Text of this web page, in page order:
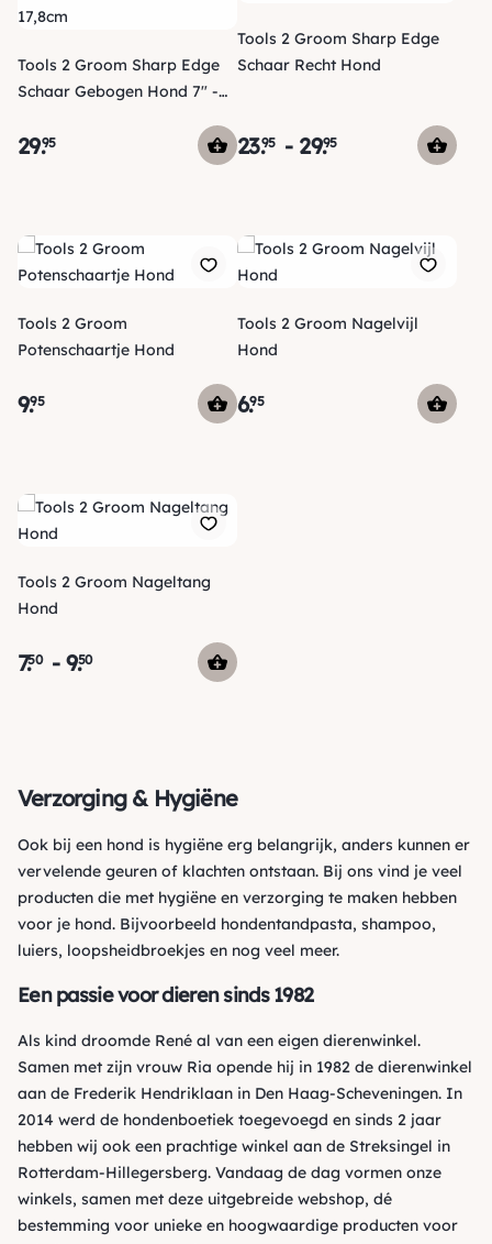
Tools 2 Groom Sharp Edge
Schaar Gebogen Hond 7" -
29.95
Tools 2 Groom Sharp Edge
Schaar Recht Hond
23.95 - 29.95
Tools 2 Groom
Potenschaartje Hond
9.95
Tools 2 Groom Nagelvijl
Hond
6.95
Tools 2 Groom Nageltang
Hond
7.50 - 9.50
Verzorging & Hygiëne
Ook bij een hond is hygiëne erg belangrijk, anders kunnen er
vervelende geuren of klachten ontstaan. Bij ons vind je veel
producten die met hygiëne en verzorging te maken hebben
voor je hond. Bijvoorbeeld hondentandpasta, shampoo,
luiers, loopsheidbroekjes en nog veel meer.
Een passie voor dieren sinds 1982
Als kind droomde René al van een eigen dierenwinkel.
Samen met zijn vrouw Ria opende hij in 1982 de dierenwinkel
aan de Frederik Hendriklaan in Den Haag-Scheveningen. In
2014 werd de hondenboetiek toegevoegd en sinds 2 jaar
hebben wij ook een prachtige winkel aan de Streksingel in
Rotterdam-Hillegersberg. Vandaag de dag vormen onze
winkels, samen met deze uitgebreide webshop, dé
bestemming voor unieke en hoogwaardige producten voor